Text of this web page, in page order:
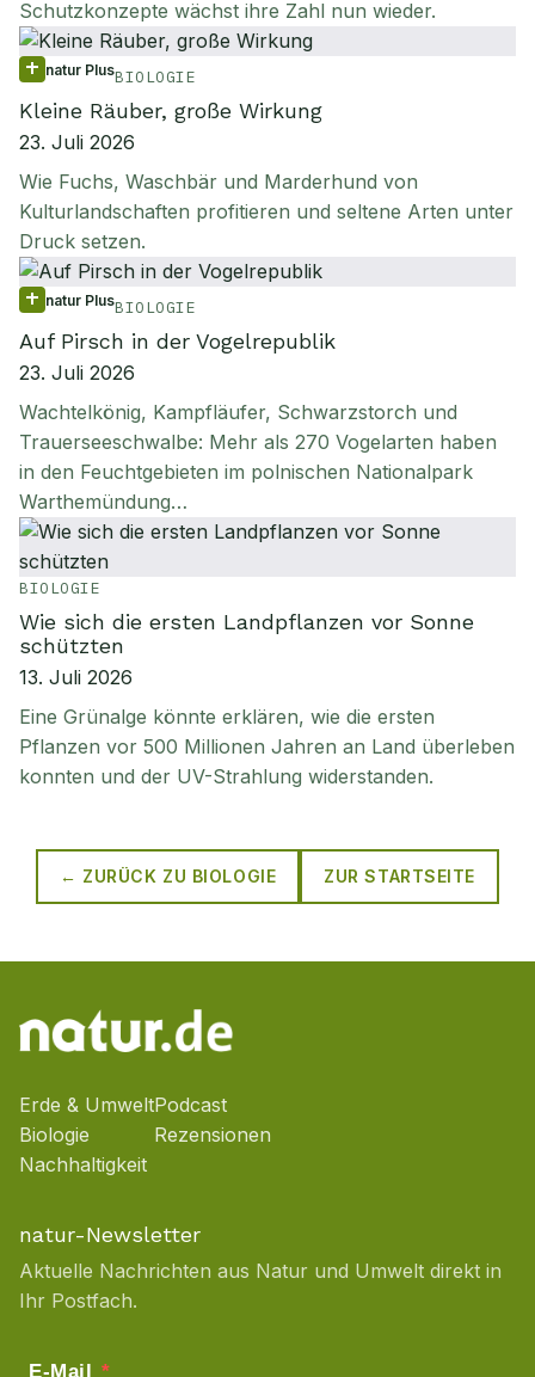
Schutzkonzepte wächst ihre Zahl nun wieder.
natur PlusBIOLOGIE
Kleine Räuber, große Wirkung
23. Juli 2026
Wie Fuchs, Waschbär und Marderhund von
Kulturlandschaften profitieren und seltene Arten unter
Druck setzen.
natur PlusBIOLOGIE
Auf Pirsch in der Vogelrepublik
23. Juli 2026
Wachtelkönig, Kampfläufer, Schwarzstorch und
Trauerseeschwalbe: Mehr als 270 Vogelarten haben
in den Feuchtgebieten im polnischen Nationalpark
Warthemündung…
BIOLOGIE
Wie sich die ersten Landpflanzen vor Sonne
schützten
13. Juli 2026
Eine Grünalge könnte erklären, wie die ersten
Pflanzen vor 500 Millionen Jahren an Land überleben
konnten und der UV-Strahlung widerstanden.
← ZURÜCK ZU BIOLOGIE ZUR STARTSEITE
Erde & Umwelt
Biologie
Nachhaltigkeit
Podcast
Rezensionen
natur-Newsletter
Aktuelle Nachrichten aus Natur und Umwelt direkt in
Ihr Postfach.